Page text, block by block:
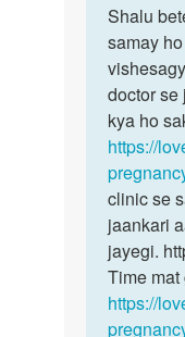
to
mai
5
hi
or…
by
Shalu
bete
pregnancy
ko…
Shalu
samay
doctor
kya ho
https://
clinic se
jaankari
jayegi.
Time
https://